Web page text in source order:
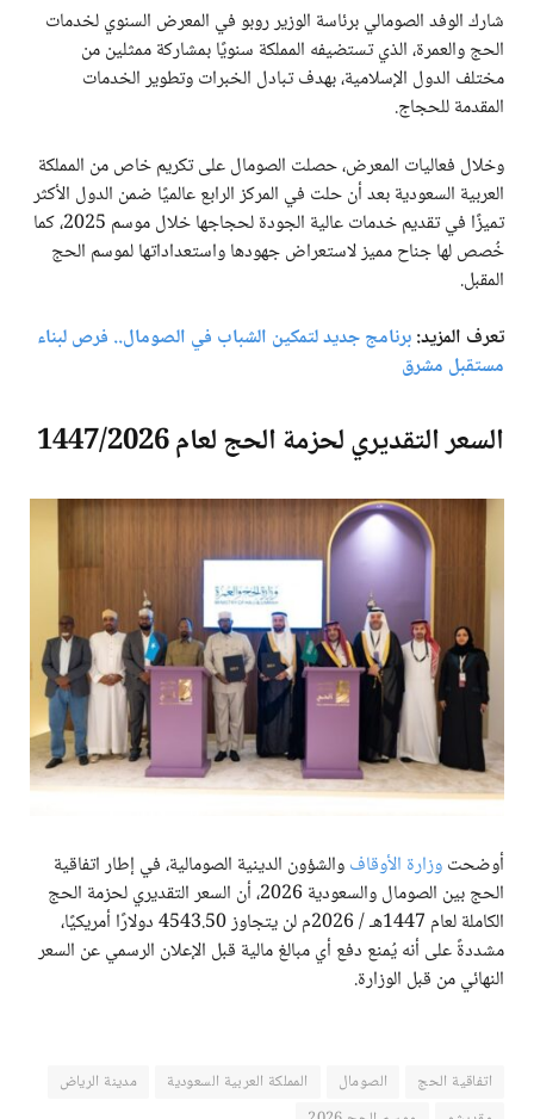
شارك الوفد الصومالي برئاسة الوزير روبو في المعرض السنوي لخدمات
الحج والعمرة، الذي تستضيفه المملكة سنويًا بمشاركة ممثلين من
مختلف الدول الإسلامية، بهدف تبادل الخبرات وتطوير الخدمات
المقدمة للحجاج.
وخلال فعاليات المعرض، حصلت الصومال على تكريم خاص من المملكة
العربية السعودية بعد أن حلت في المركز الرابع عالميًا ضمن الدول الأكثر
تميزًا في تقديم خدمات عالية الجودة لحجاجها خلال موسم 2025، كما
خُصص لها جناح مميز لاستعراض جهودها واستعداداتها لموسم الحج
المقبل.
تعرف المزيد:برنامج جديد لتمكين الشباب في الصومال.. فرص لبناء
مستقبل مشرق
السعر التقديري لحزمة الحج لعام 1447/2026
أوضحتوزارة الأوقافوالشؤون الدينية الصومالية، في إطار اتفاقية
الحج بين الصومال والسعودية 2026، أن السعر التقديري لحزمة الحج
الكاملة لعام 1447هـ / 2026م لن يتجاوز 4543.50 دولارًا أمريكيًا،
مشددةً على أنه يُمنع دفع أي مبالغ مالية قبل الإعلان الرسمي عن السعر
النهائي من قبل الوزارة.
اتفاقية الحج الصومال المملكة العربية السعودية
مدينة الرياض